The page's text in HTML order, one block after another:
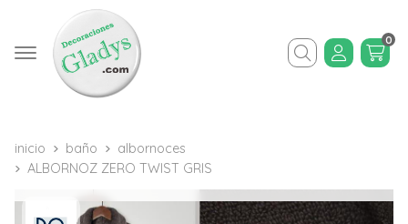
Buscar
0
inicio baño
albornoces
ALBORNOZ ZERO TWIST GRIS